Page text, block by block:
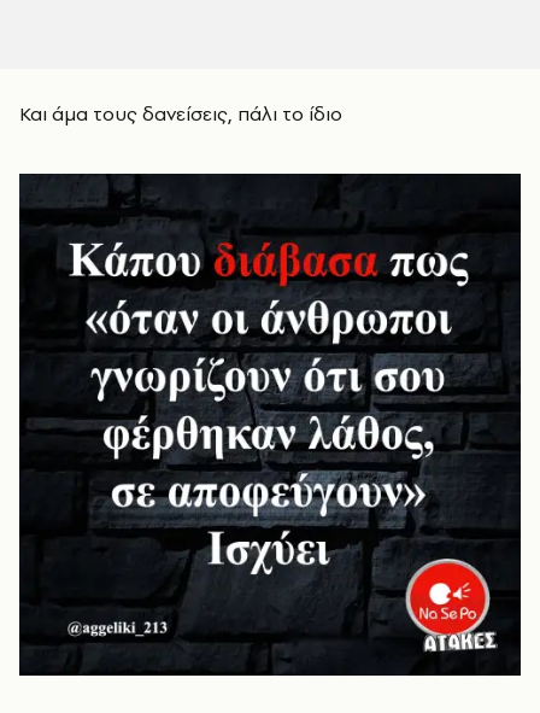
Και άμα τους δανείσεις, πάλι το ίδιο